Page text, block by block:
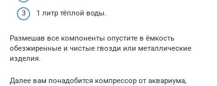
1 литр тёплой воды.
Размешав все компоненты опустите в ёмкость
обезжиренные и чистые гвозди или металлические
изделия.
Далее вам понадобится компрессор от аквариума,